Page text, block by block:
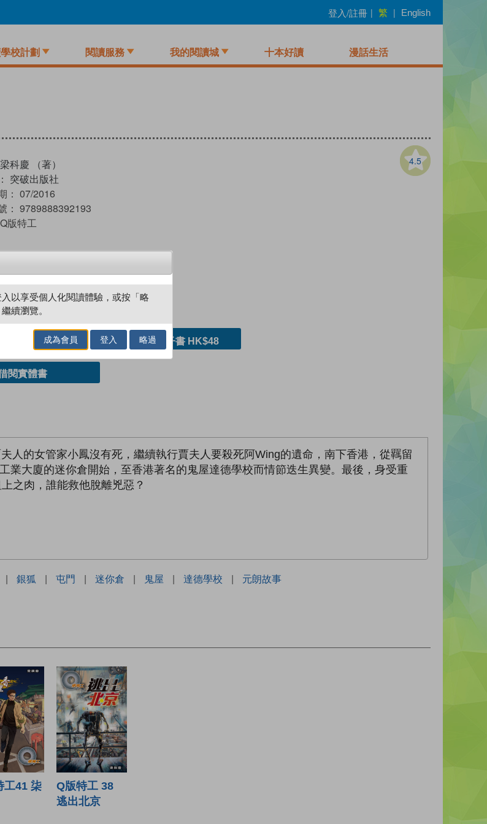
登入/註冊 | 繁 | English
校計劃 閱讀服務 我的閱讀城 十本好讀 漫話生活
4.5
梁科慶 （著）
突破出版社
： 07/2016
： 9789888392193
Q版特工
試閲 加入閱讀紀錄
加入／閱讀電子書 購買電子書 HK$48
閱實體書
人的女管家小鳳沒有死，繼續執行賈夫人要殺死阿Wing的遺命，南下香港，從羈留
業大廈的迷你倉開始，至香港著名的鬼屋達德學校而情節迭生異變。最後，身受重
之肉，誰能救他脫離兇惡？
| 銀狐 | 屯門 | 迷你倉 | 鬼屋 | 達德學校 | 元朗故事
工41 柒
Q版特工 38
逃出北京
以享受個人化閱讀體驗，或按「略
續瀏覽。
成為會員 登入 略過